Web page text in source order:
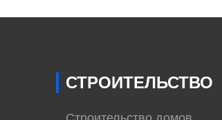
СТРОИТЕЛЬСТВО